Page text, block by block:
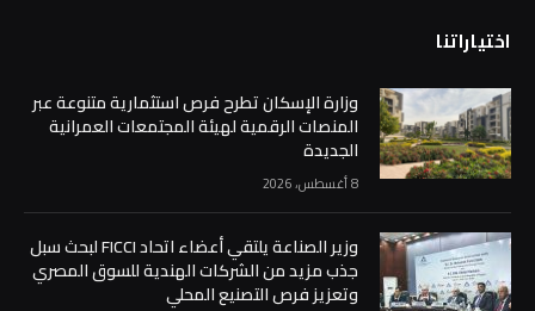
اختياراتنا
وزارة الإسكان تطرح فرص استثمارية متنوعة عبر
المنصات الرقمية لهيئة المجتمعات العمرانية
الجديدة
8 أغسطس، 2026
وزير الصناعة يلتقي أعضاء اتحاد FICCI لبحث سبل
جذب مزيد من الشركات الهندية للسوق المصري
وتعزيز فرص التصنيع المحلي